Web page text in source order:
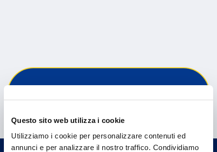
Questo sito web utilizza i cookie
Utilizziamo i cookie per personalizzare contenuti ed
annunci e per analizzare il nostro traffico. Condividiamo
Hai bisogno di
informazioni?
Trova l'Agenzia più vicina a te e parla con
un nostro Agente.